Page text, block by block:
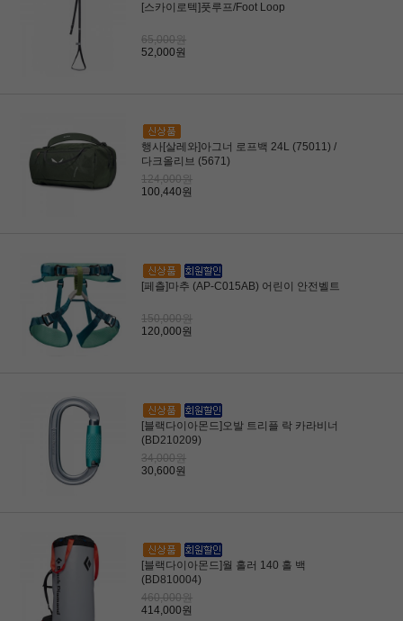
[스카이로텍]풋루프/Foot Loop
65,000원
52,000원
행사[살레와]아그너 로프백 24L (75011) /
다크올리브 (5671)
124,000원
100,440원
[페츨]마추 (AP-C015AB) 어린이 안전벨트
150,000원
120,000원
[블랙다이아몬드]오발 트리플 락 카라비너
(BD210209)
34,000원
30,600원
[블랙다이아몬드]월 홀러 140 홀 백
(BD810004)
460,000원
414,000원